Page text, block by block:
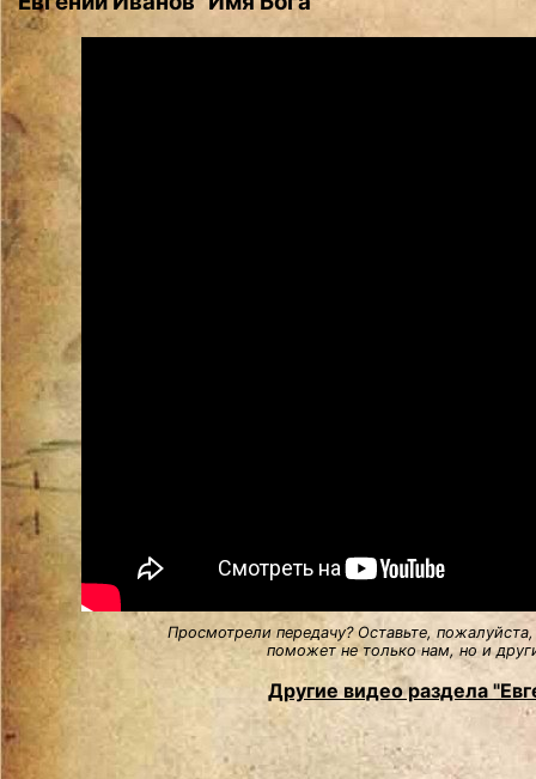
Просмотрели передачу? Оставьте,
поможет не только нам, но и
Другие видео раздела